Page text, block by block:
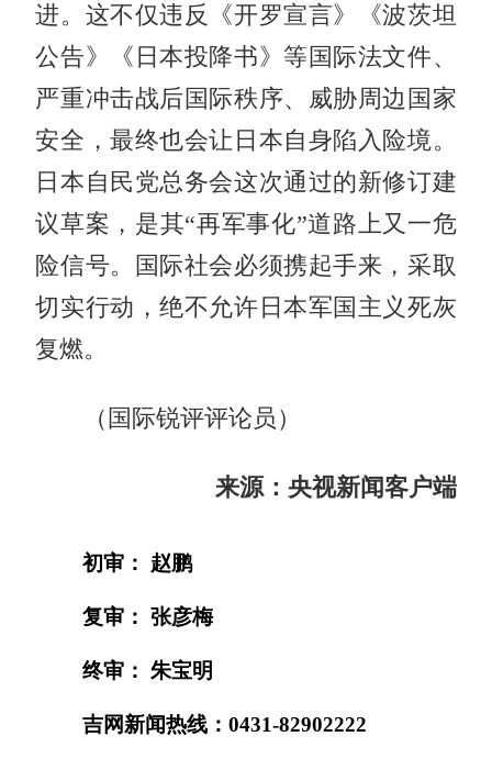
进。这不仅违反《开罗宣言》《波茨坦
公告》《日本投降书》等国际法文件、
严重冲击战后国际秩序、威胁周边国家
安全，最终也会让日本自身陷入险境。
日本自民党总务会这次通过的新修订建
议草案，是其“再军事化”道路上又一危
险信号。国际社会必须携起手来，采取
切实行动，绝不允许日本军国主义死灰
复燃。
（国际锐评评论员）
来源：央视新闻客户端
初审： 赵鹏
复审： 张彦梅
终审： 朱宝明
吉网新闻热线：0431-82902222